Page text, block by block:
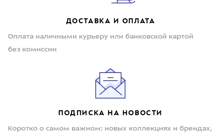
ДОСТАВКА И ОПЛАТА
Оплата наличными курьеру или банковской картой
без комиссии
ПОДПИСКА НА НОВОСТИ
Коротко о самом важном: новых коллекциях и брендах,